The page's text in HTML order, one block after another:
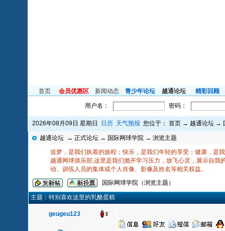
首页 会员优惠区 新闻动态 青少年论坛 越通论坛 精彩回顾
用户名： 密码：
2026年08月09日 星期日 日历 天气预报 您位于： 首页 → 越通论坛 →
越通论坛 → 正式论坛 → 国际网球学院 → 浏览主题
追梦，是我们执着的旅程；快乐，是我们年轻的享受；健康，是
越通网球俱乐部,这里是我们抛开学习压力，放飞心灵，展示自
动、训练人员的集体或个人肖像、影像及姓名等相关权益。
国际网球学院（浏览主题）
主题：特别喜欢这里的乳酪蛋糕
geugeu123